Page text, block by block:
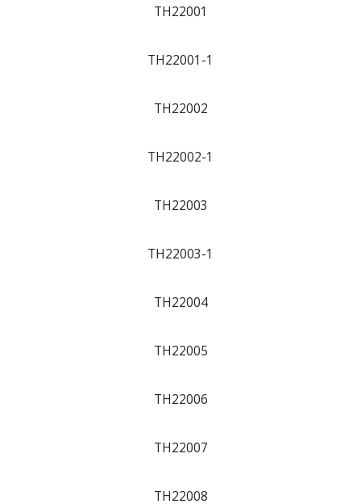
TH22001
TH22001-1
TH22002
TH22002-1
TH22003
TH22003-1
TH22004
TH22005
TH22006
TH22007
TH22008